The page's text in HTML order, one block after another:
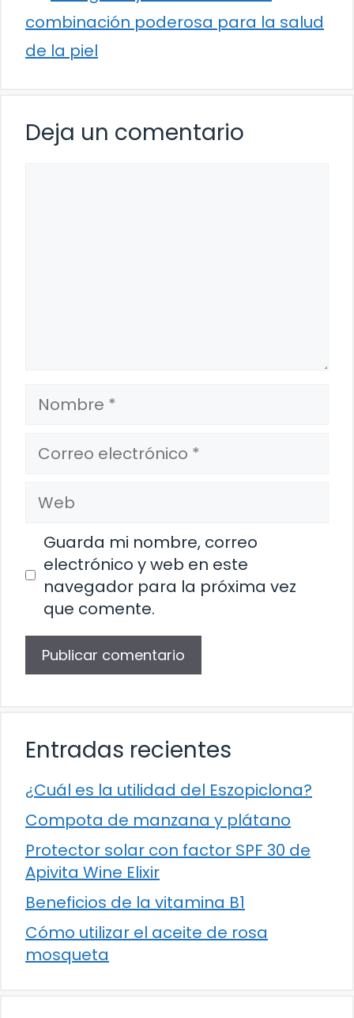
combinación poderosa para la salud
de la piel
Deja un comentario
Nombre
Correo
electrónico
Web
Guarda mi nombre, correo
electrónico y web en este
navegador para la próxima vez
que comente.
Entradas recientes
¿Cuál es la utilidad del Eszopiclona?
Compota de manzana y plátano
Protector solar con factor SPF 30 de
Apivita Wine Elixir
Beneficios de la vitamina B1
Cómo utilizar el aceite de rosa
mosqueta